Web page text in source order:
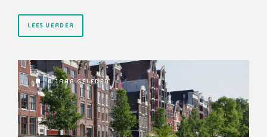
LEES VERDER
6 JAAR GELEDEN